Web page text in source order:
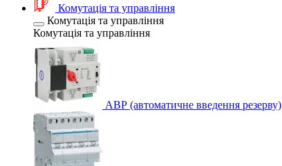
Комутація та управління
Комутація та управління
Комутація та управління
АВР (автоматичне введення резерву)